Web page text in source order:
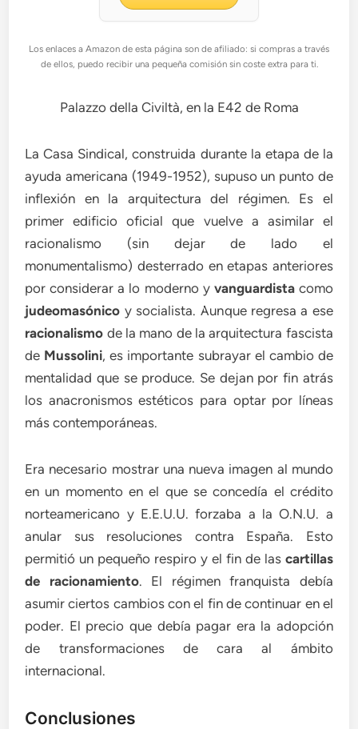
Los enlaces a Amazon de esta página son de afiliado: si compras a través
de ellos, puedo recibir una pequeña comisión sin coste extra para ti.
Palazzo della Civiltà, en la E42 de Roma
La Casa Sindical, construida durante la etapa de la
ayuda americana (1949-1952), supuso un punto de
inflexión en la arquitectura del régimen. Es el
primer edificio oficial que vuelve a asimilar el
racionalismo (sin dejar de lado el
monumentalismo) desterrado en etapas anteriores
por considerar a lo moderno y vanguardistacomo
judeomasónico y socialista. Aunque regresa a ese
racionalismo de la mano de la arquitectura fascista
de Mussolini, es importante subrayar el cambio de
mentalidad que se produce. Se dejan por fin atrás
los anacronismos estéticos para optar por líneas
más contemporáneas.
Era necesario mostrar una nueva imagen al mundo
en un momento en el que se concedía el crédito
norteamericano y E.E.U.U. forzaba a la O.N.U. a
anular sus resoluciones contra España. Esto
permitió un pequeño respiro y el fin de las cartillas
de racionamiento. El régimen franquista debía
asumir ciertos cambios con el fin de continuar en el
poder. El precio que debía pagar era la adopción
de transformaciones de cara al ámbito
internacional.
Conclusiones